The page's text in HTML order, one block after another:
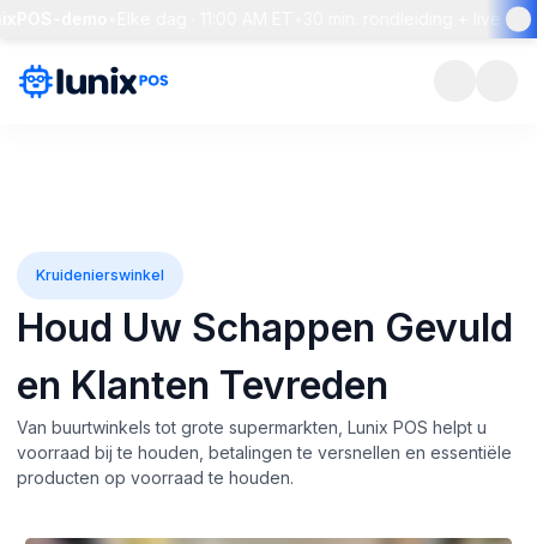
•
Kruidenierswinkel
Houd Uw Schappen Gevuld
en Klanten Tevreden
Van buurtwinkels tot grote supermarkten, Lunix POS helpt u
voorraad bij te houden, betalingen te versnellen en essentiële
producten op voorraad te houden.